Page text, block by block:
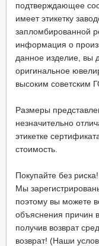
подтверждающее
имеет этикетку
запломбированной
информация о
данное изделие, вы
оригинальное
высоким советским
Размеры
незначительно
этикетке
стоимость.
Покупайте без риска!
Мы
поэтому вы можете
объяснения причин
получив возврат
возврат! (Наши